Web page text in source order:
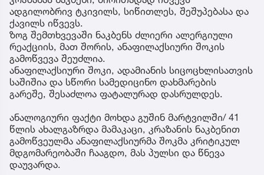
ადგილობრივ ტკივილს, სიწითლეს, შეშუპებასა და
ქავილს იწვევს.
ზოგ შემთხვევაში ნაკბენს ძლიერი ალერგიული
რეაქციის, მათ შორის, ანაფილაქსიური შოკის
გამოწვევა შეუძლია.
ანაფილაქსიური შოკი, ადამიანის სიცოცხლისათვის
საშიშია და სწორი სამედიცინო დახმარების
გარეშე, შესაძლოა ფატალურად დასრულდეს.
ანალოგიური ფაქტი მოხდა გუშინ მარტვილში/ 41
წლის ახალგაზრდა მამაკაცი, კრაზანის ნაკბენით
გამოწვეულმა ანაფილაქსიურმა შოკმა კრიტიკულ
მდგომარეობაში ჩააგდო, მას პულსი და წნევა
დაუვარდა.